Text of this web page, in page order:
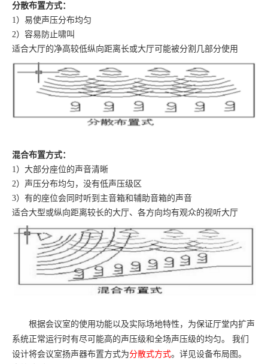
分散布置方式：
1）易使声压分布均匀
2）容易防止啸叫
适合大厅的净高较低纵向距离长或大厅可能被分割几部分使用
混合布置方式：
1）大部分座位的声音清晰
2）声压分布均匀，没有低声压级区
3）有的座位会同时听到主音箱和辅助音箱的声音
适合大型或纵向距离较长的大厅、各方向均有观众的视听大厅
根据会议室的使用功能以及实际场地特性，为保证厅堂内扩声
系统正常运行时有尽可能高的声压级和全场声压级的均匀。
我们
设计将会议室扬声器布置方式为分散式方式。详见设备布局图。